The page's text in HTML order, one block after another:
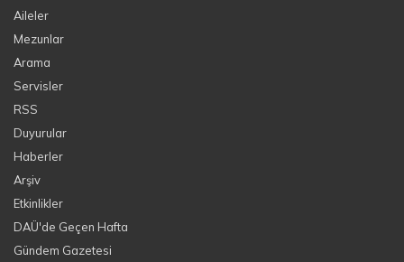
Aileler
Mezunlar
Arama
Servisler
RSS
Duyurular
Haberler
Arşiv
Etkinlikler
DAÜ'de Geçen Hafta
Gündem Gazetesi